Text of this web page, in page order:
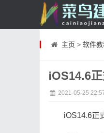
主页 > 软件
iOS14.6
2021-05-25
iOS14.6正